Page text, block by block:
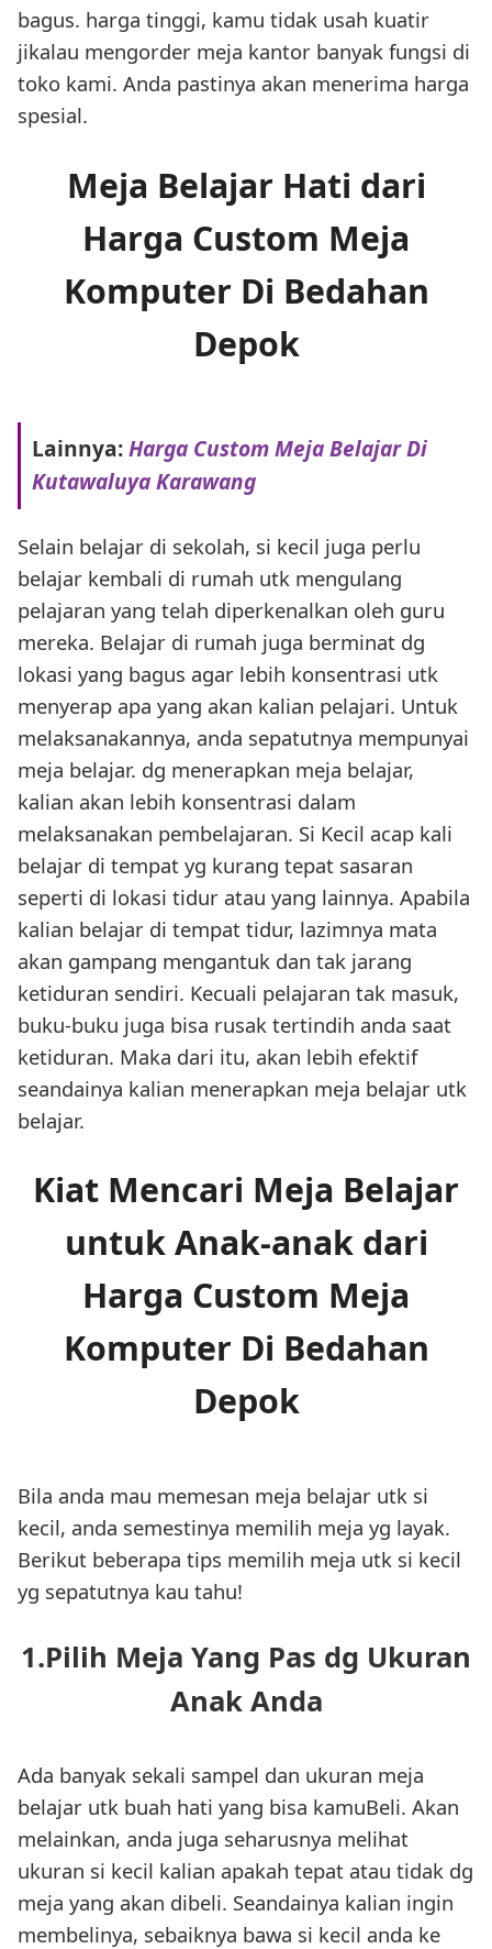
bagus. harga tinggi, kamu tidak usah kuatir
jikalau mengorder meja kantor banyak fungsi di
toko kami. Anda pastinya akan menerima harga
spesial.
Meja Belajar Hati dari
Harga Custom Meja
Komputer Di Bedahan
Depok
Lainnya:Harga Custom Meja Belajar Di
Kutawaluya Karawang
Selain belajar di sekolah, si kecil juga perlu
belajar kembali di rumah utk mengulang
pelajaran yang telah diperkenalkan oleh guru
mereka. Belajar di rumah juga berminat dg
lokasi yang bagus agar lebih konsentrasi utk
menyerap apa yang akan kalian pelajari. Untuk
melaksanakannya, anda sepatutnya mempunyai
meja belajar. dg menerapkan meja belajar,
kalian akan lebih konsentrasi dalam
melaksanakan pembelajaran. Si Kecil acap kali
belajar di tempat yg kurang tepat sasaran
seperti di lokasi tidur atau yang lainnya. Apabila
kalian belajar di tempat tidur, lazimnya mata
akan gampang mengantuk dan tak jarang
ketiduran sendiri. Kecuali pelajaran tak masuk,
buku-buku juga bisa rusak tertindih anda saat
ketiduran. Maka dari itu, akan lebih efektif
seandainya kalian menerapkan meja belajar utk
belajar.
Kiat Mencari Meja Belajar
untuk Anak-anak dari
Harga Custom Meja
Komputer Di Bedahan
Depok
Bila anda mau memesan meja belajar utk si
kecil, anda semestinya memilih meja yg layak.
Berikut beberapa tips memilih meja utk si kecil
yg sepatutnya kau tahu!
1.Pilih Meja Yang Pas dg Ukuran
Anak Anda
Ada banyak sekali sampel dan ukuran meja
belajar utk buah hati yang bisa kamuBeli. Akan
melainkan, anda juga seharusnya melihat
ukuran si kecil kalian apakah tepat atau tidak dg
meja yang akan dibeli. Seandainya kalian ingin
membelinya, sebaiknya bawa si kecil anda ke